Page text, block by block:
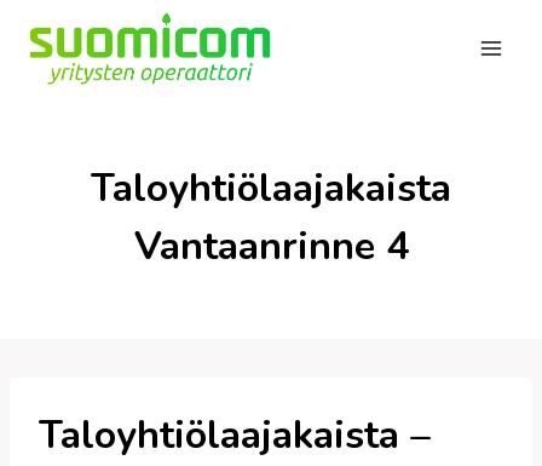
sisältöön
Taloyhtiölaajakaista
Vantaanrinne 4
Taloyhtiölaajakaista –